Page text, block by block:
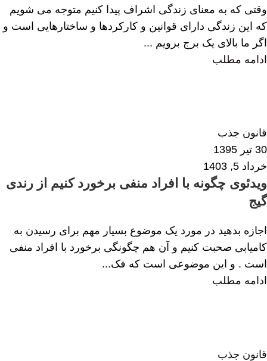
وقتی که به معنای زندگی اشراف پیدا کنیم متوجه می شویم
که این زندگی دارای قوانین و کارکردها و ساختارهایی است و
اگر ما بالای یک برج برویم ...
ادامه مطلب
قانون جذب
30 تیر 1395
خرداد 5, 1403
ویدئوی چگونه با افراد منفی برخورد کنیم از رندی
گیج
اجازه بدهید در مورد یک موضوع بسیار مهم برای رسیدن به
کامیابی صحبت کنیم و آن هم چگونگی برخورد با افراد منفی
است . و این موضوعی است که فک...
ادامه مطلب
قانون جذب